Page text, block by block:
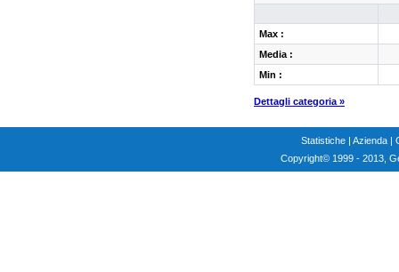
Max :
Media :
Min :
Dettagli categoria »
Statistiche | Azienda |
Copyright© 1999 - 2013,